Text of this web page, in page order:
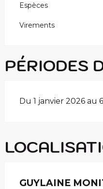
Espèces
Virements
PÉRIODES
Du 1 janvier 2026 au
GUYLAINE